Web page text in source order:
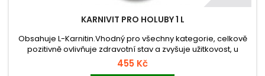
KARNIVIT PRO HOLUBY 1 L
Obsahuje L-Karnitin.Vhodný pro všechny kategorie, celkově
pozitivně ovlivňuje zdravotní stav a zvyšuje užitkovost, u
mladých ovlivňuje růst.
455 Kč